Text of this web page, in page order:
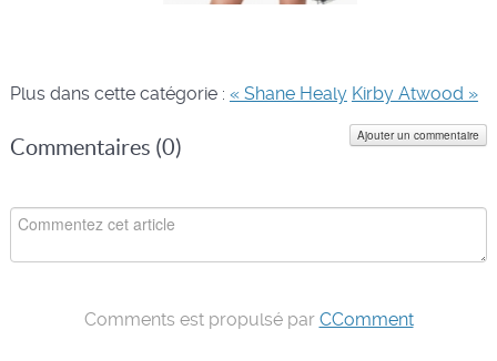
Plus dans cette catégorie : « Shane Healy Kirby Atwood »
Commentaires (0)
Ajouter un commentaire
Comments est propulsé par CComment